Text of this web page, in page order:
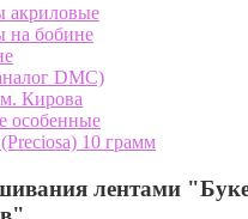
акриловые
на бобине
DMC)
Кирова
особенные
10 грамм
лентами